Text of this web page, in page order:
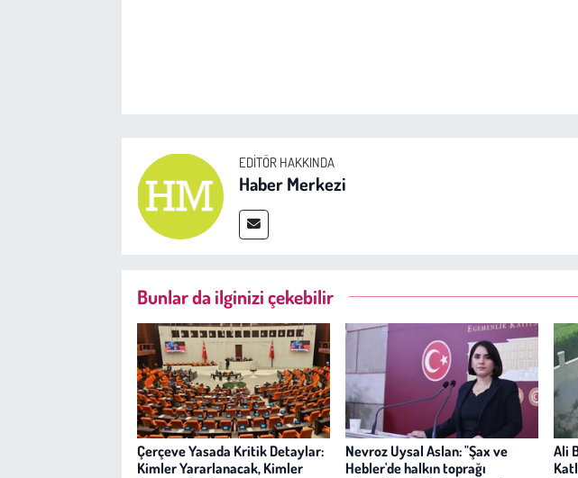
EDITÖR HAKKINDA
Haber Merkezi
Bunlar da ilginizi çekebilir
Çerçeve Yasada Kritik Detaylar:
Kimler Yararlanacak, Kimler
Nevroz Uysal Aslan: "Şax ve
Hebler'de halkın toprağı
Ali